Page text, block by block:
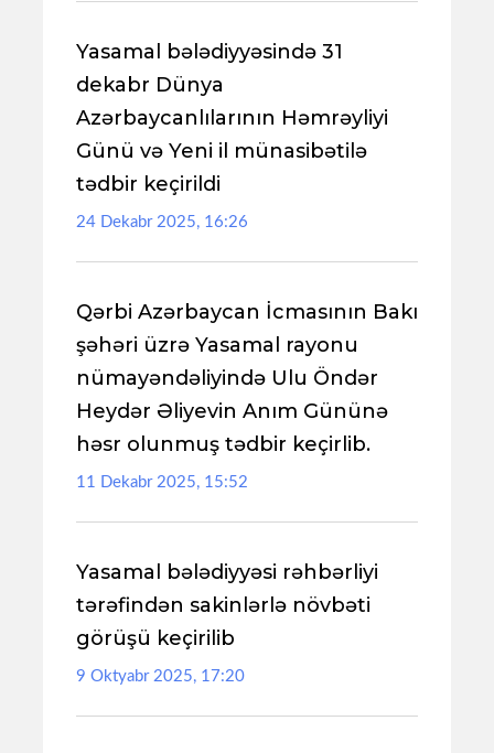
Yasamal bələdiyyəsində 31
dekabr Dünya
Azərbaycanlılarının Həmrəyliyi
Günü və Yeni il münasibətilə
tədbir keçirildi
24 Dekabr 2025, 16:26
Qərbi Azərbaycan İcmasının Bakı
şəhəri üzrə Yasamal rayonu
nümayəndəliyində Ulu Öndər
Heydər Əliyevin Anım Gününə
həsr olunmuş tədbir keçirlib.
11 Dekabr 2025, 15:52
Yasamal bələdiyyəsi rəhbərliyi
tərəfindən sakinlərlə növbəti
görüşü keçirilib
9 Oktyabr 2025, 17:20